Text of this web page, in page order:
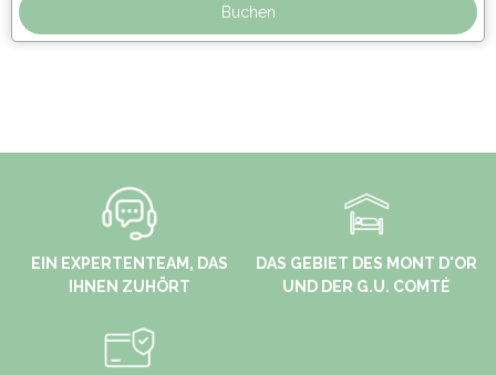
Buchen
EIN EXPERTENTEAM, DAS
IHNEN ZUHÖRT
DAS GEBIET DES MONT D'OR
UND DER G.U. COMTÉ